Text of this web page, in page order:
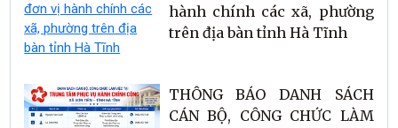
hành chính các xã, phường
trên địa bàn tỉnh Hà Tĩnh
THÔNG BÁO DANH SÁCH
CÁN BỘ, CÔNG CHỨC LÀM